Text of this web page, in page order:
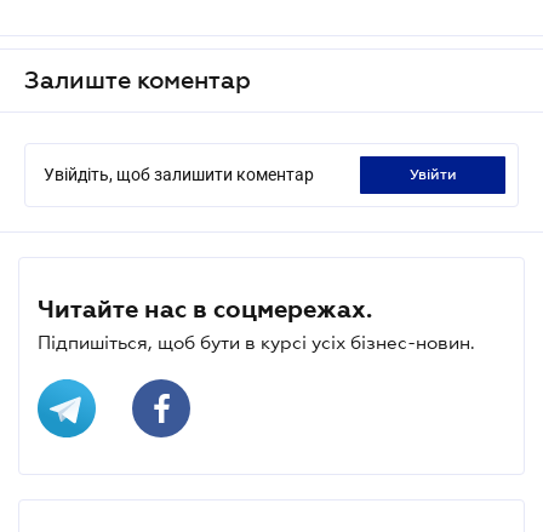
Залиште коментар
Увійдіть, щоб залишити коментар увійти
Читайте нас в соцмережах.
Підпишіться, щоб бути в курсі усіх бізнес-новин.